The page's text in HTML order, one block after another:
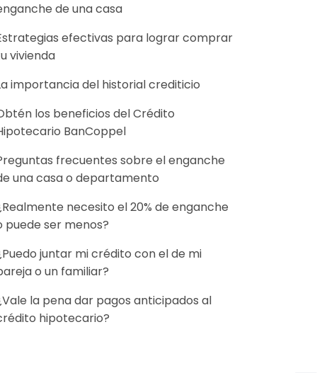
de una casa
efectivas para lograr comprar
vivienda
importancia del historial crediticio
los beneficios del Crédito
BanCoppel
frecuentes sobre el enganche
una casa o departamento
necesito el 20% de enganche
puede ser menos?
juntar mi crédito con el de mi
o un familiar?
la pena dar pagos anticipados al
hipotecario?